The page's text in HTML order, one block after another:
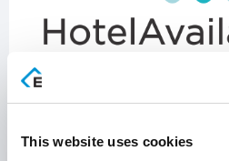
This website uses cookies
κανάλια σε ένα σημείο,